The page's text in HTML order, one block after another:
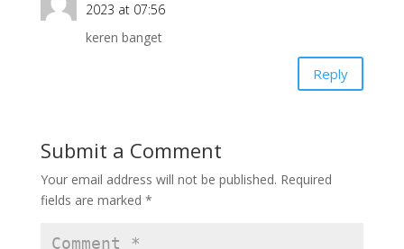
2023 at 07:56
keren banget
Reply
Submit a Comment
Your email address will not be published. Required
fields are marked *